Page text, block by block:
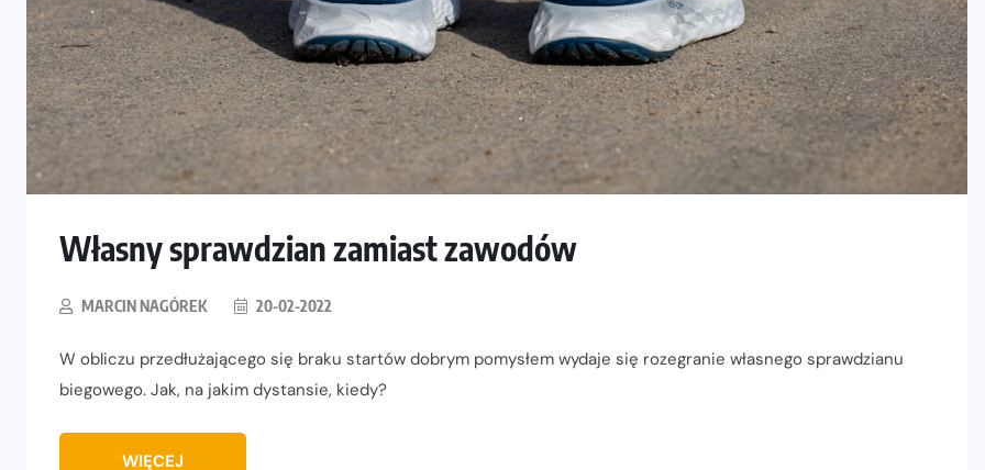
Własny sprawdzian zamiast zawodów
MARCIN NAGÓREK 20-02-2022
W obliczu przedłużającego się braku startów dobrym pomysłem wydaje się rozegranie własnego sprawdzianu
biegowego. Jak, na jakim dystansie, kiedy?
WIĘCEJ